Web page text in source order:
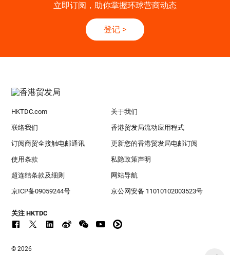
立即订阅，助你掌握环球营商动态
登记 >
HKTDC.com 关于我们
联络我们 香港贸发局流动应用程式
订阅商贸全接触电邮通讯 更新您的香港贸发局电邮订阅
使用条款 私隐政策声明
超连结条款及细则 网站导航
京ICP备09059244号 京公网安备 11010102003523号
关注 HKTDC
© 2026